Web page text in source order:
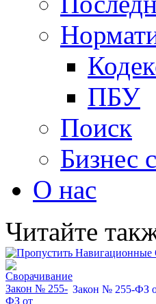
ПБУ
Поиск
Бизнес
О нас
Читайте
Закон № 255-ФЗ